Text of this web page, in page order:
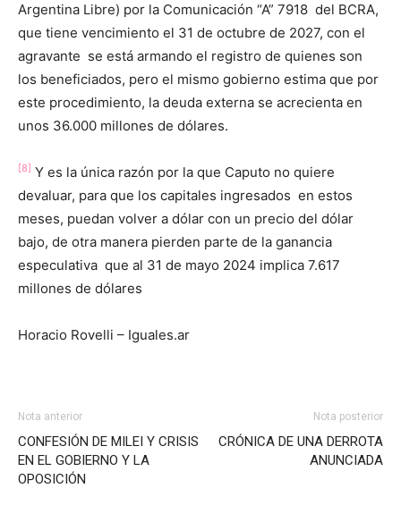
Argentina Libre) por la Comunicación “A” 7918 del BCRA,
que tiene vencimiento el 31 de octubre de 2027, con el
agravante se está armando el registro de quienes son
los beneficiados, pero el mismo gobierno estima que por
este procedimiento, la deuda externa se acrecienta en
unos 36.000 millones de dólares.
[8] Y es la única razón por la que Caputo no quiere
devaluar, para que los capitales ingresados en estos
meses, puedan volver a dólar con un precio del dólar
bajo, de otra manera pierden parte de la ganancia
especulativa que al 31 de mayo 2024 implica 7.617
millones de dólares
Horacio Rovelli – Iguales.ar
Nota anterior
CONFESIÓN DE MILEI Y CRISIS
EN EL GOBIERNO Y LA
OPOSICIÓN
Nota posterior
CRÓNICA DE UNA DERROTA
ANUNCIADA